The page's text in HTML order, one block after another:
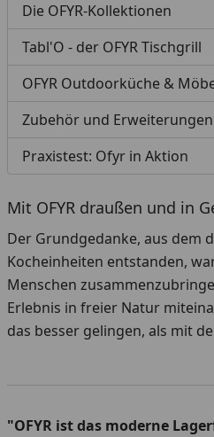
Die OFYR-Kollektionen
Tabl'O - der OFYR Tischgrill
OFYR Outdoorküche &
Zubehör und Erweiterungen
Praxistest: Ofyr in Aktion
Mit OFYR draußen und in
Der Grundgedanke, aus dem
Kocheinheiten entstanden,
Menschen
Erlebnis in freier Natur
das besser gelingen, als mit
"OFYR ist das moderne